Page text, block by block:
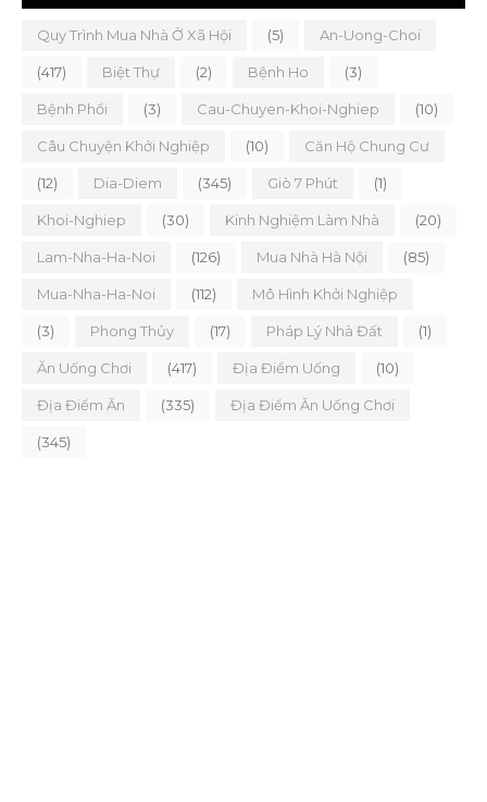
Quy Trình Mua Nhà Ở Xã Hội (5) An-Uong-Choi
(417) Biệt Thự (2) Bệnh Ho (3)
Bệnh Phổi (3) Cau-Chuyen-Khoi-Nghiep (10)
Câu Chuyện Khởi Nghiệp (10) Căn Hộ Chung Cư
(12) Dia-Diem (345) Giò 7 Phút (1)
Khoi-Nghiep (30) Kinh Nghiệm Làm Nhà (20)
Lam-Nha-Ha-Noi (126) Mua Nhà Hà Nội (85)
Mua-Nha-Ha-Noi (112) Mô Hình Khởi Nghiệp
(3) Phong Thủy (17) Pháp Lý Nhà Đất (1)
Ăn Uống Chơi (417) Địa Điểm Uống (10)
Địa Điểm Ăn (335) Địa Điểm Ăn Uống Chơi
(345)